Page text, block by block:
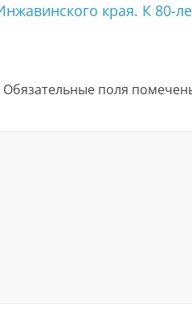
края. К 80-
Обязательные поля